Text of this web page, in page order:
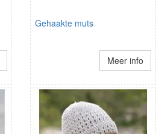
Gehaakte muts
Meer info